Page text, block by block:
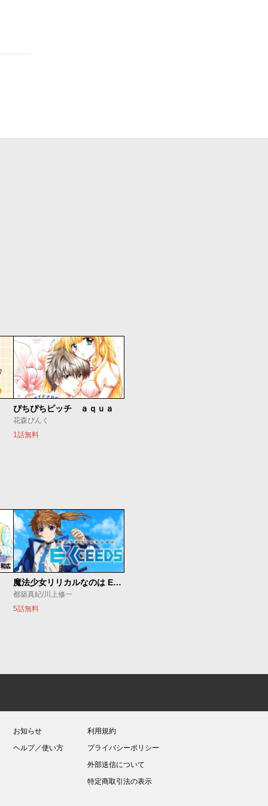
ぴちぴちピッチ ａｑｕａ
花森ぴんく
1話無料
魔法少女リリカルなのは EXCEEDS
都築真紀/川上修一
5話無料
お知らせ
ヘルプ／使い方
利用規約
プライバシーポリシー
外部送信について
特定商取引法の表示